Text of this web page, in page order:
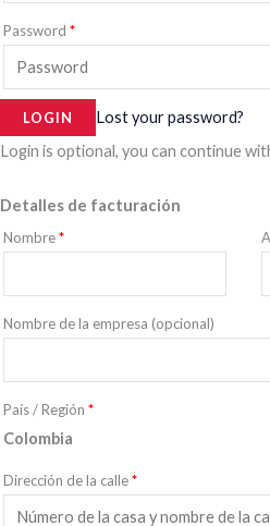
Password *
Lost your password?
Login is optional, you can continue
Detalles de facturación
Nombre*
Nombre de la empresa (opcional)
País / Región *
Colombia
Dirección de la calle*